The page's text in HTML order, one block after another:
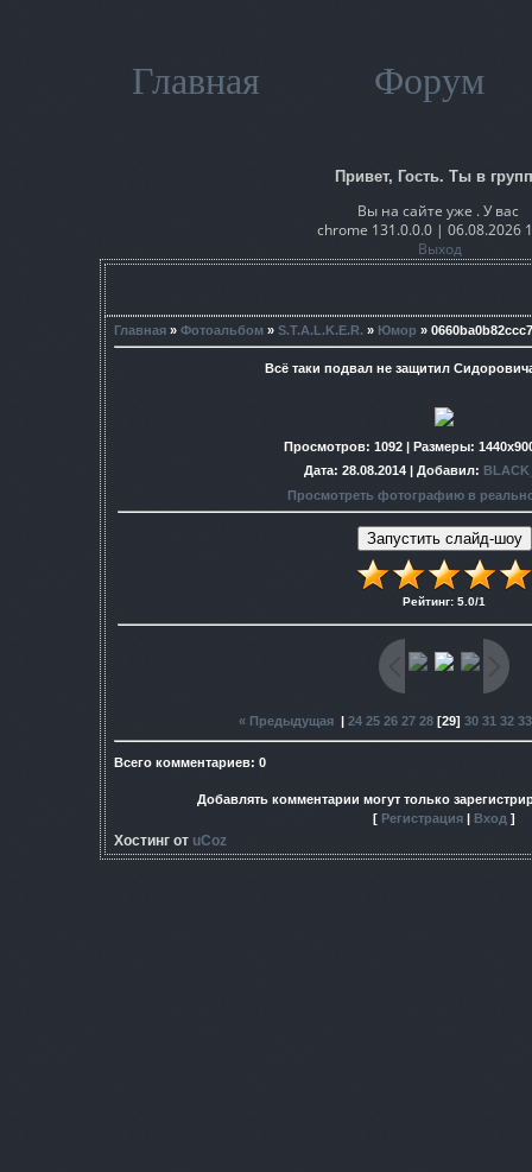
Главная Форум
Привет, Гость. Ты в
Вы на сайте уже . У вас
chrome 131.0.0.0 | 06.08.2026
Выход
Главная » Фотоальбом » S.T.A.L.K.E.R. » Юмор »
Всё таки подвал не защитил
Просмотров: 1092 | Размеры:
Дата: 28.08.2014 | Добавил:
Просмотреть фотографию в
Рейтинг: 5.0/1
« Предыдущая| 24 25 26 27 28[29] 30 31 32 33
Всего комментариев: 0
Добавлять комментарии могут только
[ Регистрация Вход ]
Хостинг от uCoz